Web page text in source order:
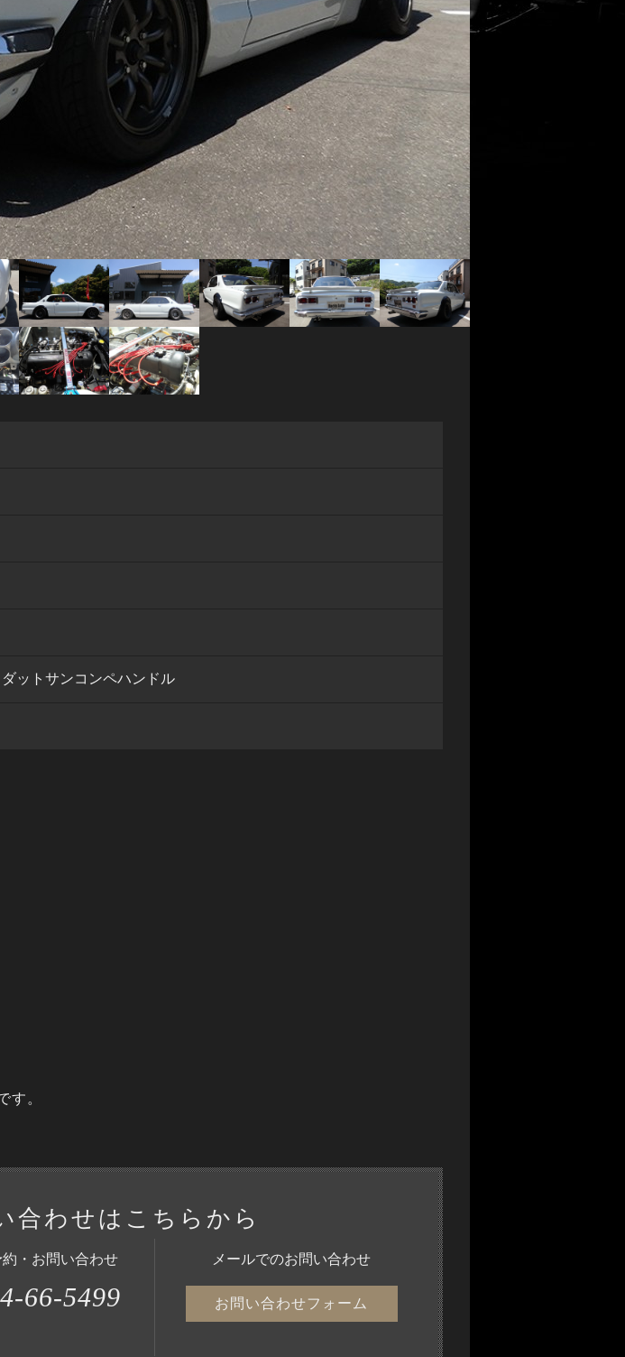
ットサンコンペハンドル
す。
合わせはこちらから
約・お問い合わせ
66-5499
メールでのお問い合わせ
お問い合わせフォーム